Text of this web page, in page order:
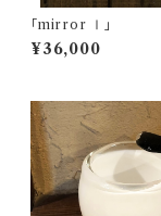
「mirror Ⅰ」
¥36,000